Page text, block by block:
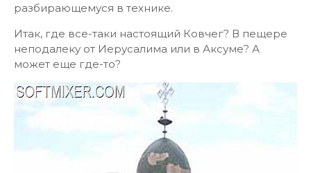
разбирающемуся в технике.
Итак, где все-таки настоящий Ковчег? В пещере
неподалеку от Иерусалима или в Аксуме? А
может еще где-то?